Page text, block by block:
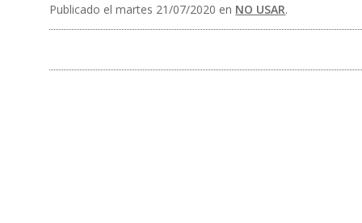
Publicado el martes 21/07/2020 en NO USAR.